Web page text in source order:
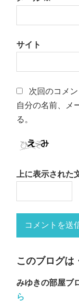
サイト
次回のコメ
自分の名前、メ
る。
上に表示された
このブログは
みゆきの部屋ブ
ら